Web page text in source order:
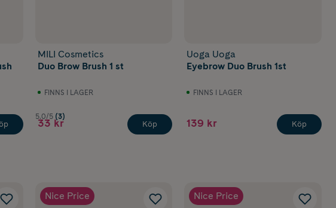
MILI Cosmetics
Duo Brow Brush 1 st
FINNS I LAGER
5.0/5 (3)
33 kr Köp
Uoga Uoga
Eyebrow Duo Brush 1st
FINNS I LAGER
139 kr Köp
Nice Price Nice Price